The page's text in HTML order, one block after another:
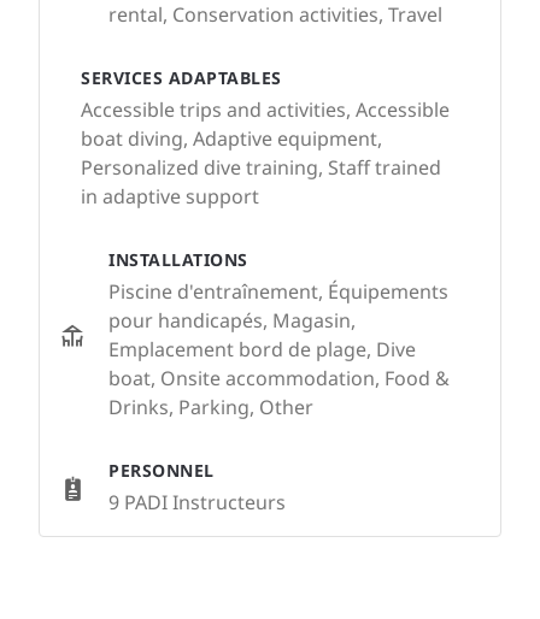
rental, Conservation activities, Travel
SERVICES ADAPTABLES
Accessible trips and activities, Accessible
boat diving, Adaptive equipment,
Personalized dive training, Staff trained
in adaptive support
INSTALLATIONS
Piscine d'entraînement, Équipements
pour handicapés, Magasin,
Emplacement bord de plage, Dive
boat, Onsite accommodation, Food &
Drinks, Parking, Other
PERSONNEL
9 PADI Instructeurs